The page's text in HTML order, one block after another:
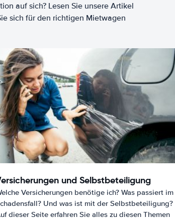
auf sich? Lesen Sie unsere Artikel
sich für den richtigen Mietwagen
und Selbstbeteiligung
Versicherungen benötige ich? Was passiert im
Und was ist mit der Selbstbeteiligung?
dieser Seite erfahren Sie alles zu diesen Themen